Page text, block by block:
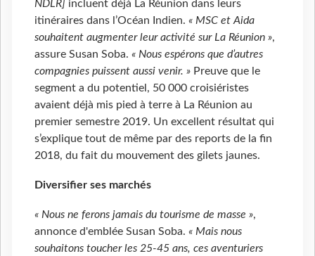
NDLR] incluent déjà La Réunion dans leurs
itinéraires dans l’Océan Indien. « MSC et Aida
souhaitent augmenter leur activité sur La Réunion »,
assure Susan Soba. « Nous espérons que d’autres
compagnies puissent aussi venir. » Preuve que le
segment a du potentiel, 50 000 croisiéristes
avaient déjà mis pied à terre à La Réunion au
premier semestre 2019. Un excellent résultat qui
s’explique tout de même par des reports de la fin
2018, du fait du mouvement des gilets jaunes.
Diversifier ses marchés
« Nous ne ferons jamais du tourisme de masse »,
annonce d'emblée Susan Soba. « Mais nous
souhaitons toucher les 25-45 ans, ces aventuriers